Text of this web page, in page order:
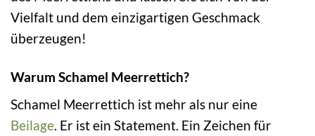
Vielfalt und dem einzigartigen Geschmack
überzeugen!
Warum Schamel Meerrettich?
Schamel Meerrettich ist mehr als nur eine
Beilage. Er ist ein Statement. Ein Zeichen für